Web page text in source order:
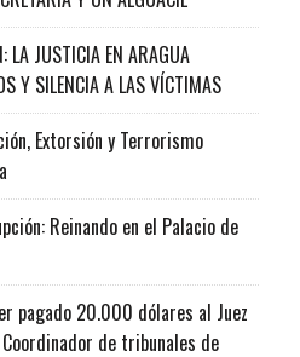
LA JUSTICIA EN ARAGUA
Y SILENCIA A LAS VÍCTIMAS
Extorsión y Terrorismo
Reinando en el Palacio de
pagado 20.000 dólares al Juez
de tribunales de